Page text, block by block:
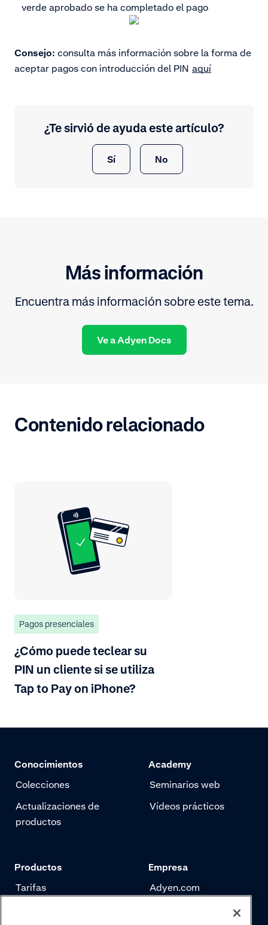
verde aprobado se ha completado el pago
Consejo: consulta más información sobre la forma de
aceptar pagos con introducción del PIN aquí
¿Te sirvió de ayuda este artículo?
Sí No
Más información
Encuentra más información sobre este tema.
Ve a Adyen Docs
Contenido relacionado
Pagos presenciales
¿Cómo puede teclear su
PIN un cliente si se utiliza
Tap to Pay on iPhone?
Conocimientos
Colecciones
Actualizaciones de
productos
Academy
Seminarios web
Vídeos prácticos
Productos
Tarifas
Empresa
Adyen.com